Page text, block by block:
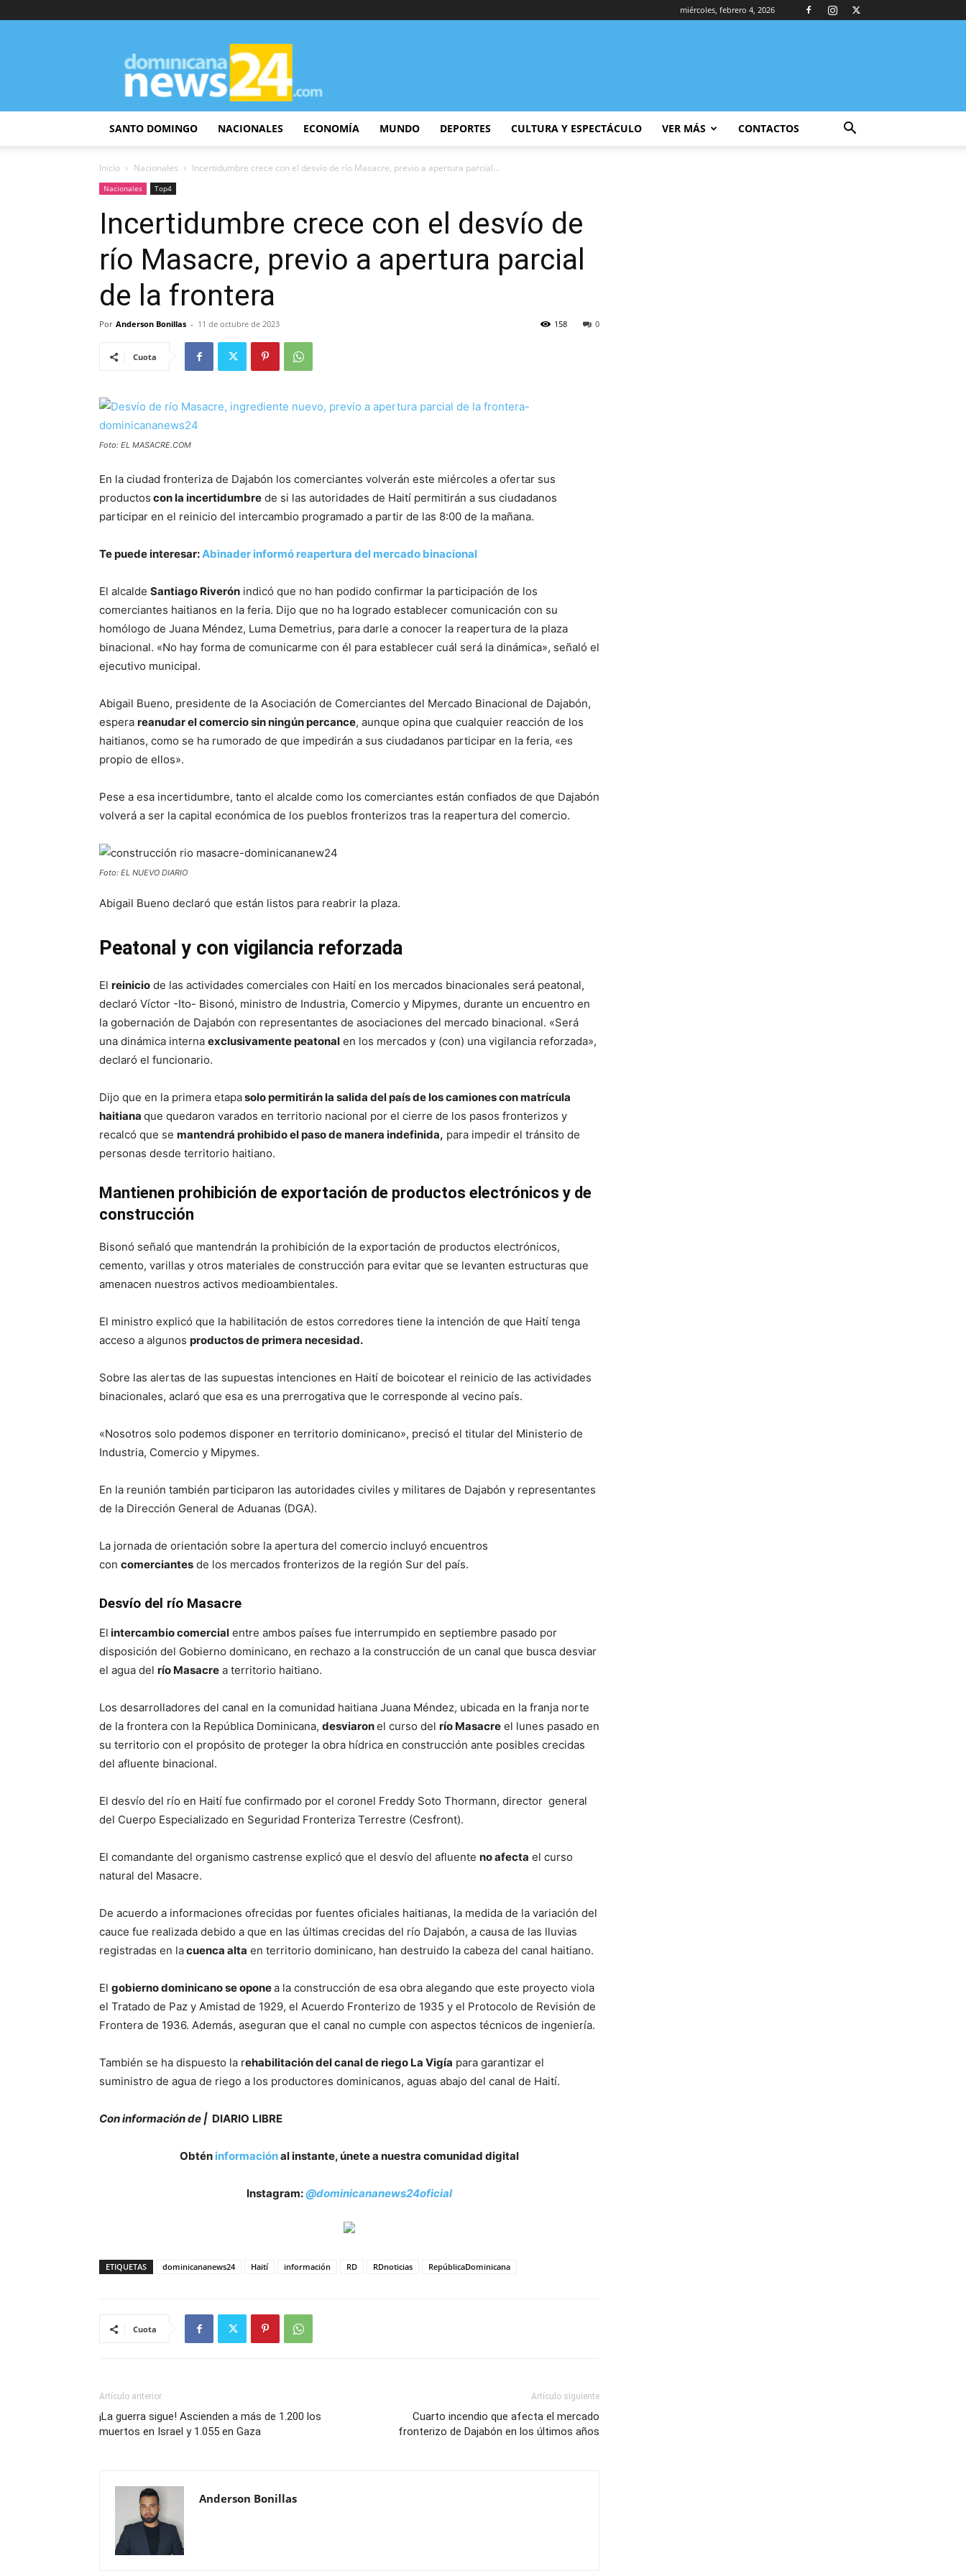
miércoles, febrero 4, 2026
DominicanaNews24
SANTO DOMINGO NACIONALES ECONOMÍA MUNDO DEPORTES CULTURA Y ESPECTÁCULO VER MÁS CONTACTOS
Inicio Nacionales Incertidumbre crece con el desvío de río Masacre, previo a apertura parcial...
Nacionales Top4
Incertidumbre crece con el desvío de
río Masacre, previo a apertura parcial
de la frontera
Por Anderson Bonillas - 11 de octubre de 2023 0
158
Cuota
Foto: EL MASACRE.COM
En la ciudad fronteriza de Dajabón los comerciantes volverán este miércoles a ofertar sus
productos con la incertidumbre de si las autoridades de Haití permitirán a sus ciudadanos
participar en el reinicio del intercambio programado a partir de las 8:00 de la mañana.
Te puede interesar:Abinader informó reapertura del mercado binacional
El alcalde Santiago Riverón indicó que no han podido confirmar la participación de los
comerciantes haitianos en la feria. Dijo que no ha logrado establecer comunicación con su
homólogo de Juana Méndez, Luma Demetrius, para darle a conocer la reapertura de la plaza
binacional. «No hay forma de comunicarme con él para establecer cuál será la dinámica», señaló el
ejecutivo municipal.
Abigail Bueno, presidente de la Asociación de Comerciantes del Mercado Binacional de Dajabón,
espera reanudar el comercio sin ningún percance, aunque opina que cualquier reacción de los
haitianos, como se ha rumorado de que impedirán a sus ciudadanos participar en la feria, «es
propio de ellos».
Pese a esa incertidumbre, tanto el alcalde como los comerciantes están confiados de que Dajabón
volverá a ser la capital económica de los pueblos fronterizos tras la reapertura del comercio.
Foto: EL NUEVO DIARIO
Abigail Bueno declaró que están listos para reabrir la plaza.
Peatonal y con vigilancia reforzada
El reinicio de las actividades comerciales con Haití en los mercados binacionales será peatonal,
declaró Víctor -Ito- Bisonó, ministro de Industria, Comercio y Mipymes, durante un encuentro en
la gobernación de Dajabón con representantes de asociaciones del mercado binacional. «Será
una dinámica interna exclusivamente peatonal en los mercados y (con) una vigilancia reforzada»,
declaró el funcionario.
Dijo que en la primera etapasolo permitirán la salida del país de los camiones con matrícula
haitiana que quedaron varados en territorio nacional por el cierre de los pasos fronterizos y
recalcó que se mantendrá prohibido el paso de manera indefinida, para impedir el tránsito de
personas desde territorio haitiano.
Mantienen prohibición de exportación de productos electrónicos y de
construcción
Bisonó señaló que mantendrán la prohibición de la exportación de productos electrónicos,
cemento, varillas y otros materiales de construcción para evitar que se levanten estructuras que
amenacen nuestros activos medioambientales.
El ministro explicó que la habilitación de estos corredores tiene la intención de que Haití tenga
acceso a algunos productos de primera necesidad.
Sobre las alertas de las supuestas intenciones en Haití de boicotear el reinicio de las actividades
binacionales, aclaró que esa es una prerrogativa que le corresponde al vecino país.
«Nosotros solo podemos disponer en territorio dominicano», precisó el titular del Ministerio de
Industria, Comercio y Mipymes.
En la reunión también participaron las autoridades civiles y militares de Dajabón y representantes
de la Dirección General de Aduanas (DGA).
La jornada de orientación sobre la apertura del comercio incluyó encuentros
con comerciantes de los mercados fronterizos de la región Sur del país.
Desvío del río Masacre
El intercambio comercial entre ambos países fue interrumpido en septiembre pasado por
disposición del Gobierno dominicano, en rechazo a la construcción de un canal que busca desviar
el agua del río Masacre a territorio haitiano.
Los desarrolladores del canal en la comunidad haitiana Juana Méndez, ubicada en la franja norte
de la frontera con la República Dominicana, desviaronel curso del río Masacre el lunes pasado en
su territorio con el propósito de proteger la obra hídrica en construcción ante posibles crecidas
del afluente binacional.
El desvío del río en Haití fue confirmado por el coronel Freddy Soto Thormann, director general
del Cuerpo Especializado en Seguridad Fronteriza Terrestre (Cesfront).
El comandante del organismo castrense explicó que el desvío del afluente no afecta el curso
natural del Masacre.
De acuerdo a informaciones ofrecidas por fuentes oficiales haitianas, la medida de la variación del
cauce fue realizada debido a que en las últimas crecidas del río Dajabón, a causa de las lluvias
registradas en lacuenca alta en territorio dominicano, han destruido la cabeza del canal haitiano.
El gobierno dominicano se oponea la construcción de esa obra alegando que este proyecto viola
el Tratado de Paz y Amistad de 1929, el Acuerdo Fronterizo de 1935 y el Protocolo de Revisión de
Frontera de 1936. Además, aseguran que el canal no cumple con aspectos técnicos de ingeniería.
También se ha dispuesto la rehabilitación del canal de riego La Vigía para garantizar el
suministro de agua de riego a los productores dominicanos, aguas abajo del canal de Haití.
Con información de | DIARIO LIBRE
Obtén informaciónal instante, únete a nuestra comunidad digital
Instagram:@dominicananews24oficial
ETIQUETAS dominicananews24 Haití información RD RDnoticias RepúblicaDominicana
Cuota
Artículo anterior
¡La guerra sigue! Ascienden a más de 1.200 los
muertos en Israel y 1.055 en Gaza
Artículo siguiente
Cuarto incendio que afecta el mercado
fronterizo de Dajabón en los últimos años
Anderson Bonillas